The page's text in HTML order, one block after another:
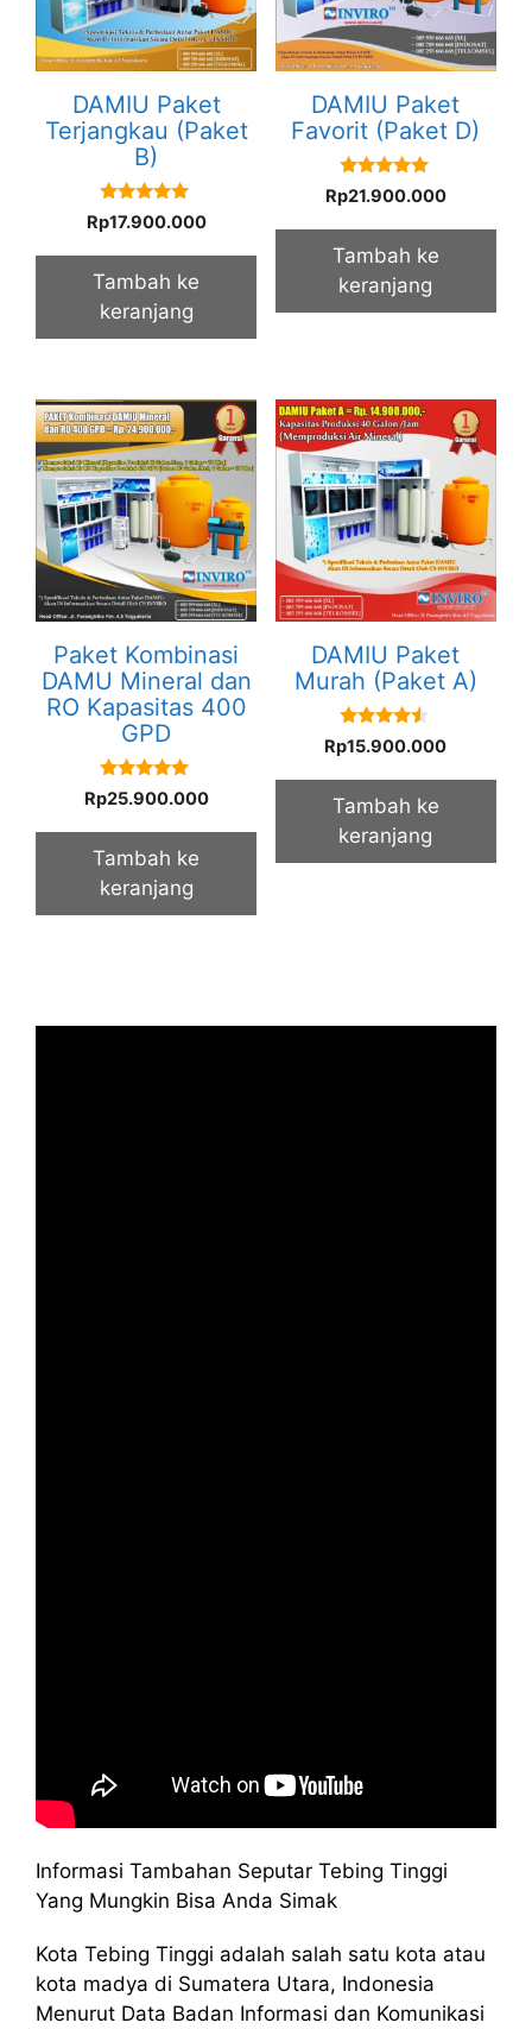
DAMIU Paket
Terjangkau (Paket
B)
5.00
out of 5
Rp17.900.000
Tambah ke
keranjang
DAMIU Paket
Favorit (Paket D)
5.00
out of 5
Rp21.900.000
Tambah ke
keranjang
Paket Kombinasi
DAMU Mineral dan
RO Kapasitas 400
GPD
5.00
out of 5
Rp25.900.000
Tambah ke
keranjang
DAMIU Paket
Murah (Paket A)
4.33
out of 5
Rp15.900.000
Tambah ke
keranjang
Informasi Tambahan Seputar Tebing Tinggi
Yang Mungkin Bisa Anda Simak
Kota Tebing Tinggi adalah salah satu kota atau
kota madya di Sumatera Utara, Indonesia
Menurut Data Badan Informasi dan Komunikasi